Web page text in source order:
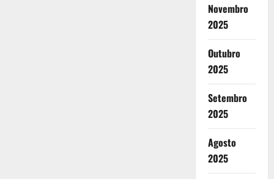
Novembro
2025
Outubro
2025
Setembro
2025
Agosto
2025